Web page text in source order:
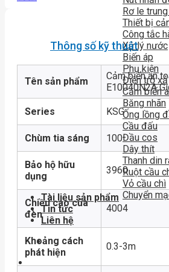
Rơ le
Thiết bị
Công tắc
Xử lý nước
Biến áp
Phụ kiện
Điện trở xả
Cảm biến
Băng nhãn
Ống lồng
Cầu đấu
Đầu cos
Dây thít
Thanh din
Ruột cầu
Vỏ cầu chì
Chuyển
Tài liệu sản phẩm
Tin tức
Liên hệ
Thông số kỹ thuật
Tên sản phẩm
Cảm biến an
E10040N2A
Series KSG
Chùm tia sáng 100
Bảo hộ hữu
dụng
3960
Chiều cao của
đèn
4004
Khoảng cách
phát hiện
0.3-3m